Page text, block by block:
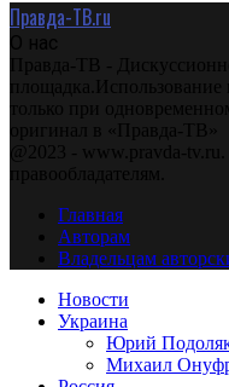
Правда-ТВ.ru
О нас
Правда-ТВ -
площадка.Использование
только при
оригинал в «Правда-ТВ»
@2023 - www.pravda-
правообладателям.
Главная
Авторам
Владельцам
Новости
Украина
Юрий
Михаил